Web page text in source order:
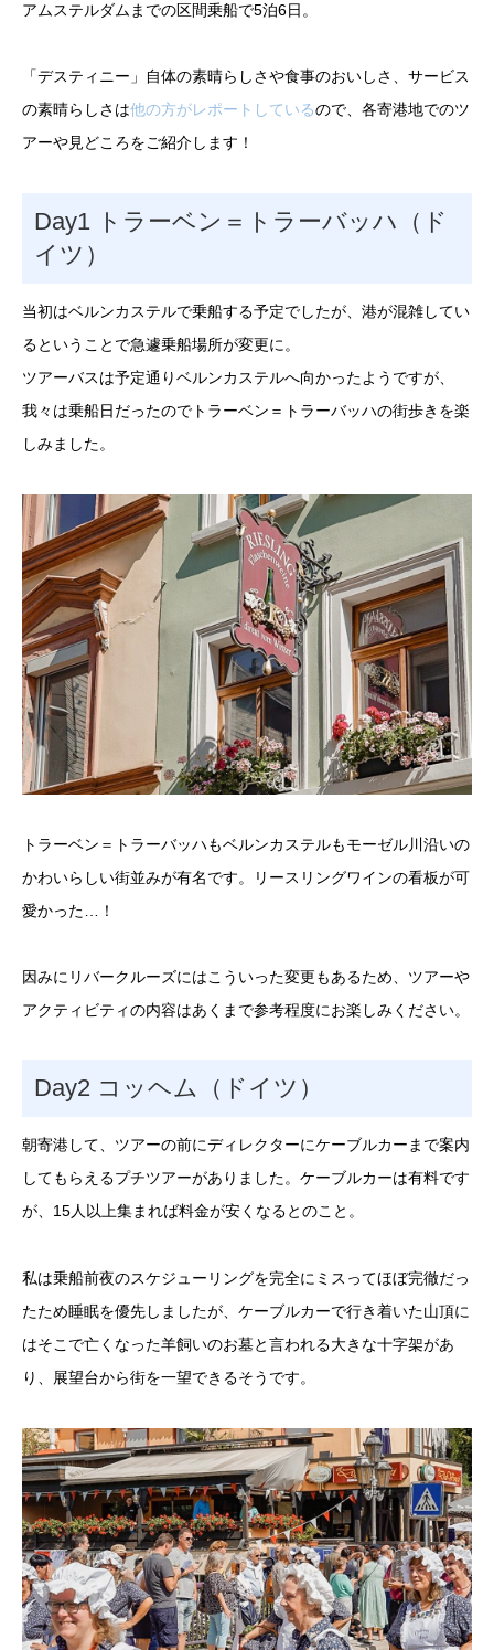
アムステルダムまでの区間乗船で5泊6日。
「デスティニー」自体の素晴らしさや食事のおいしさ、サービス
の素晴らしさは他の方がレポートしているので、各寄港地でのツ
アーや見どころをご紹介します！
Day1 トラーベン＝トラーバッハ（ド
イツ）
当初はベルンカステルで乗船する予定でしたが、港が混雑してい
るということで急遽乗船場所が変更に。
ツアーバスは予定通りベルンカステルへ向かったようですが、
我々は乗船日だったのでトラーベン＝トラーバッハの街歩きを楽
しみました。
トラーベン＝トラーバッハもベルンカステルもモーゼル川沿いの
かわいらしい街並みが有名です。リースリングワインの看板が可
愛かった…！
因みにリバークルーズにはこういった変更もあるため、ツアーや
アクティビティの内容はあくまで参考程度にお楽しみください。
Day2 コッヘム（ドイツ）
朝寄港して、ツアーの前にディレクターにケーブルカーまで案内
してもらえるプチツアーがありました。ケーブルカーは有料です
が、15人以上集まれば料金が安くなるとのこと。
私は乗船前夜のスケジューリングを完全にミスってほぼ完徹だっ
たため睡眠を優先しましたが、ケーブルカーで行き着いた山頂に
はそこで亡くなった羊飼いのお墓と言われる大きな十字架があ
り、展望台から街を一望できるそうです。